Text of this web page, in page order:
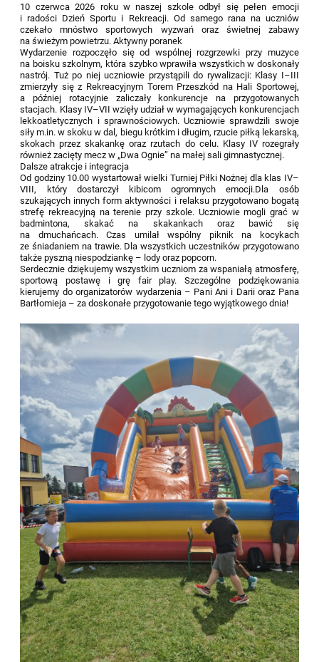
10 czerwca 2026 roku w naszej szkole odbył się pełen emocji
i radości Dzień Sportu i Rekreacji. Od samego rana na uczniów
czekało mnóstwo sportowych wyzwań oraz świetnej zabawy
na świeżym powietrzu. Aktywny poranek
Wydarzenie rozpoczęło się od wspólnej rozgrzewki przy muzyce
na boisku szkolnym, która szybko wprawiła wszystkich w doskonały
nastrój. Tuż po niej uczniowie przystąpili do rywalizacji: Klasy I–III
zmierzyły się z Rekreacyjnym Torem Przeszkód na Hali Sportowej,
a później rotacyjnie zaliczały konkurencje na przygotowanych
stacjach. Klasy IV–VII wzięły udział w wymagających konkurencjach
lekkoatletycznych i sprawnościowych. Uczniowie sprawdzili swoje
siły m.in. w skoku w dal, biegu krótkim i długim, rzucie piłką lekarską,
skokach przez skakankę oraz rzutach do celu. Klasy IV rozegrały
również zacięty mecz w „Dwa Ognie” na małej sali gimnastycznej.
Dalsze atrakcje i integracja
Od godziny 10.00 wystartował wielki Turniej Piłki Nożnej dla klas IV–
VIII, który dostarczył kibicom ogromnych emocji.Dla osób
szukających innych form aktywności i relaksu przygotowano bogatą
strefę rekreacyjną na terenie przy szkole. Uczniowie mogli grać w
badmintona, skakać na skakankach oraz bawić się
na dmuchańcach. Czas umilał wspólny piknik na kocykach
ze śniadaniem na trawie. Dla wszystkich uczestników przygotowano
także pyszną niespodziankę – lody oraz popcorn.
Serdecznie dziękujemy wszystkim uczniom za wspaniałą atmosferę,
sportową postawę i grę fair play. Szczególne podziękowania
kierujemy do organizatorów wydarzenia – Pani Ani i Darii oraz Pana
Bartłomieja – za doskonałe przygotowanie tego wyjątkowego dnia!